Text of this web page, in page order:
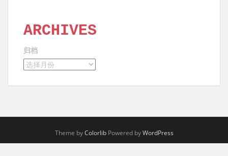
ARCHIVES
归档
Theme byColorlibPowered byWordPress